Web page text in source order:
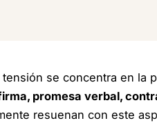
se concentra en la
promesa verbal,
resuenan con este